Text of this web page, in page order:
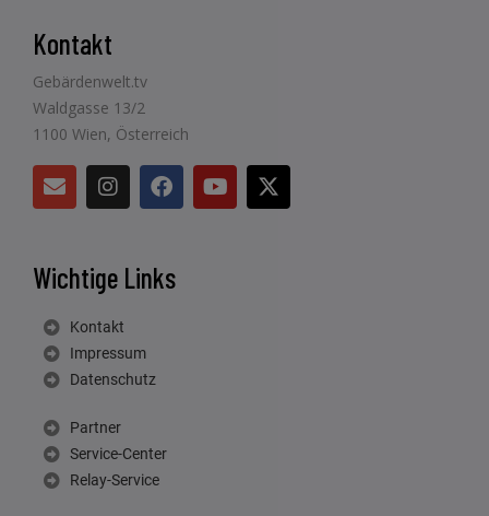
Kontakt
Gebärdenwelt.tv
Waldgasse 13/2
1100 Wien, Österreich
Wichtige Links
Kontakt
Impressum
Datenschutz
Partner
Service-Center
Relay-Service